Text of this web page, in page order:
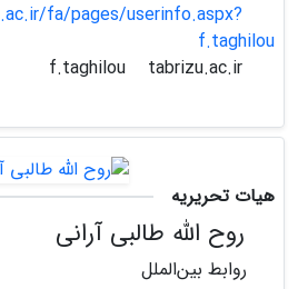
fa/pages/userinfo.aspx?
f.taghilou
tabrizu.ac.ir
هیات تحریریه
روح الله طالبی آرانی
روابط بین‌الملل